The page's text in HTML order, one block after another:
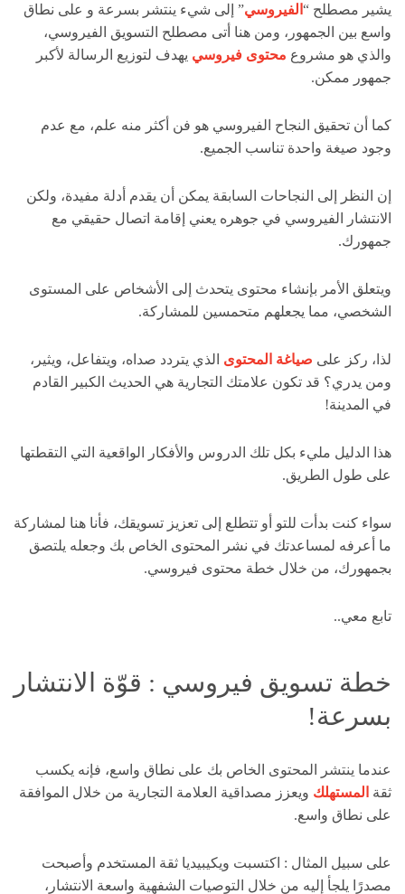
يشير مصطلح “ الفيروسي” إلى شيء ينتشر بسرعة و على نطاق
واسع بين الجمهور، ومن هنا أتى مصطلح التسويق الفيروسي،
والذي هو مشروع محتوى فيروسي يهدف لتوزيع الرسالة لأكبر
جمهور ممكن.
كما أن تحقيق النجاح الفيروسي هو فن أكثر منه علم، مع عدم
وجود صيغة واحدة تناسب الجميع.
إن النظر إلى النجاحات السابقة يمكن أن يقدم أدلة مفيدة، ولكن
الانتشار الفيروسي في جوهره يعني إقامة اتصال حقيقي مع
جمهورك.
ويتعلق الأمر بإنشاء محتوى يتحدث إلى الأشخاص على المستوى
الشخصي، مما يجعلهم متحمسين للمشاركة.
لذا، ركز على صياغة المحتوى الذي يتردد صداه، ويتفاعل، ويثير،
ومن يدري؟ قد تكون علامتك التجارية هي الحديث الكبير القادم
في المدينة!
هذا الدليل مليء بكل تلك الدروس والأفكار الواقعية التي التقطتها
على طول الطريق.
سواء كنت بدأت للتو أو تتطلع إلى تعزيز تسويقك، فأنا هنا لمشاركة
ما أعرفه لمساعدتك في نشر المحتوى الخاص بك وجعله يلتصق
بجمهورك، من خلال خطة محتوى فيروسي.
تابع معي..
خطة تسويق فيروسي : قوّة الانتشار
بسرعة!
عندما ينتشر المحتوى الخاص بك على نطاق واسع، فإنه يكسب
ثقة المستهلك ويعزز مصداقية العلامة التجارية من خلال الموافقة
على نطاق واسع.
على سبيل المثال : اكتسبت ويكيبيديا ثقة المستخدم وأصبحت
مصدرًا يلجأ إليه من خلال التوصيات الشفهية واسعة الانتشار،